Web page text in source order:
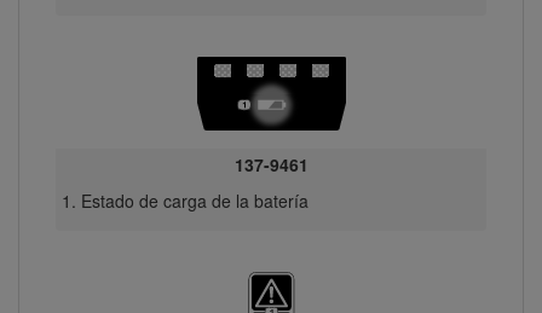
137-9461
Estado de carga de la batería